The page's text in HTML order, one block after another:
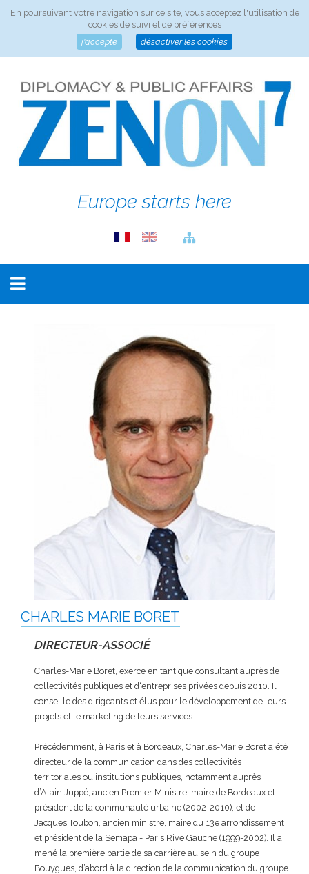
En poursuivant votre navigation sur ce site, vous acceptez l'utilisation de
cookies de suivi et de préférences
j'accepte
désactiver les cookies
Europe starts here
CHARLES MARIE BORET
DIRECTEUR-ASSOCIÉ
Charles-Marie Boret, exerce en tant que consultant auprès de
collectivités publiques et d‘entreprises privées depuis 2010. Il
conseille des dirigeants et élus pour le développement de leurs
projets et le marketing de leurs services.
Précédemment, à Paris et à Bordeaux, Charles-Marie Boret a été
directeur de la communication dans des collectivités
territoriales ou institutions publiques, notamment auprès
d’Alain Juppé, ancien Premier Ministre, maire de Bordeaux et
président de la communauté urbaine (2002-2010), et de
Jacques Toubon, ancien ministre, maire du 13e arrondissement
et président de la Semapa - Paris Rive Gauche (1999-2002). Il a
mené la première partie de sa carrière au sein du groupe
Bouygues, d’abord à la direction de la communication du groupe